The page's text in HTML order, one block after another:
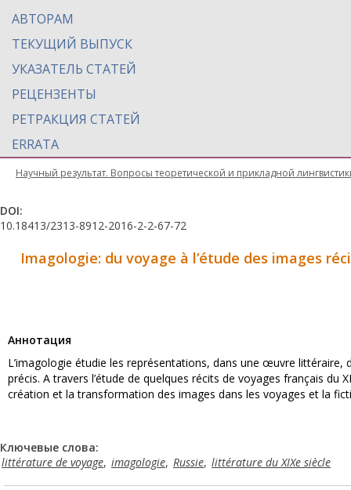
АВТОРАМ
ТЕКУЩИЙ ВЫПУСК
УКАЗАТЕЛЬ СТАТЕЙ
РЕЦЕНЗЕНТЫ
РЕТРАКЦИЯ СТАТЕЙ
ERRATA
Научный результат. Вопросы теоретической и прикладной
DOI:
10.18413/2313-8912-2016-2-2-67-72
Imagologie: du voyage à l’étude des images
Aннотация
L’imagologie étudie les représentations, dans une œuvre littéraire,
précis. A travers l’étude de quelques récits de voyages français
création et la transformation des images dans les voyages et la
Ключевые слова:
littérature de voyage, imagologie, Russie, littérature du XIXe siècle